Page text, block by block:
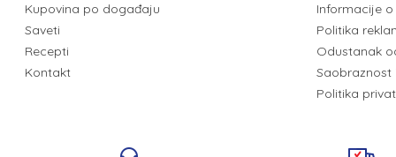
Kupovina po događaju
Saveti
Recepti
Kontakt
Informacije
Politika
Odustanak
Saobraznost
Politika